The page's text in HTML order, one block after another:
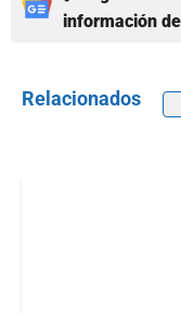
información
Relacionados